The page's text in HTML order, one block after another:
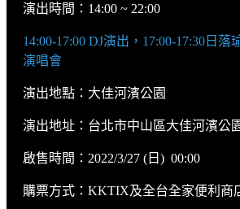
演出時間：14:00 ~ 22:00
14:00-17:00 DJ演出，17:00-17:30日落
演唱會
演出地點：大佳河濱公園
演出地址：台北市中山區大佳河濱公
啟售時間：2022/3/27 (日) 00:00
購票方式：KKTIX及全台全家便利商